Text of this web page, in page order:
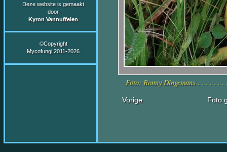
Deze website is gemaakt
door
Kyron Vannuffelen
©Copyright
Mycofungi 2011-2026
Foto: Ronny Dingemans . . . . . .
Vorige Foto